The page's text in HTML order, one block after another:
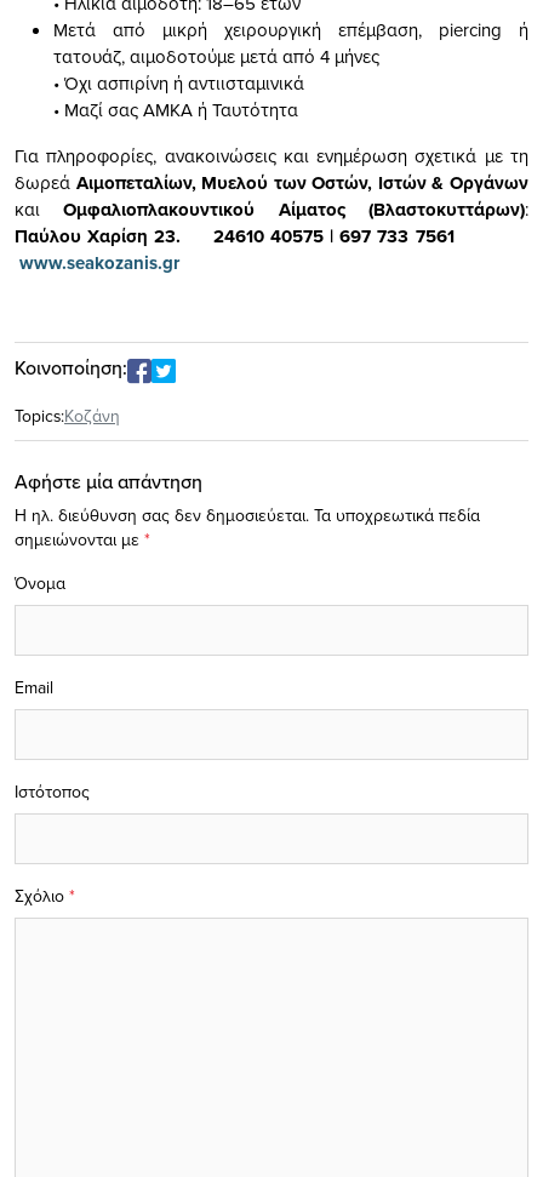
Μετά από μικρή χειρουργική επέμβαση, piercing ή
τατουάζ, αιμοδοτούμε μετά από 4 μήνες
• Όχι ασπιρίνη ή αντιισταμινικά
• Μαζί σας ΑΜΚΑ ή Ταυτότητα
Για πληροφορίες, ανακοινώσεις και ενημέρωση σχετικά με τη
δωρεά Αιμοπεταλίων, Μυελού των Οστών, Ιστών & Οργάνων
καιΟμφαλιοπλακουντικού Αίματος (Βλαστοκυττάρων):
Παύλου Χαρίση 23.
24610 40575 | 697 733 7561
www.seakozanis.gr
Κοινοποίηση:
Topics:Κοζάνη
Αφήστε μία απάντηση
Η ηλ. διεύθυνση σας δεν δημοσιεύεται. Τα υποχρεωτικά πεδία
σημειώνονται με *
Σχόλιο *
Όνομα
Email
Ιστότοπος